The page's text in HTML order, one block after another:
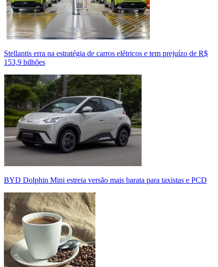
Stellantis erra na estratégia de carros elétricos e tem prejuízo de R$
153,9 bilhões
BYD Dolphin Mini estreia versão mais barata para taxistas e PCD